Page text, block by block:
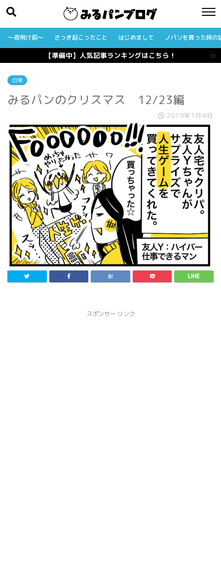
〜夜明け前〜 さっき起こったこと はじめまして ノパソを買った時の
【準備中】人気記事ランキングはこちら！
日常
みるパンのクリスマス 12/23編
2019年1月4日
スポンサー リンク